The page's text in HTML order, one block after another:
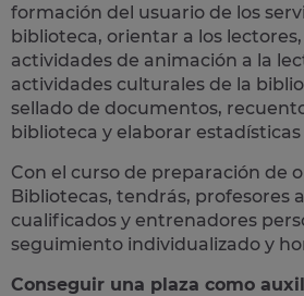
formación del usuario de los
biblioteca, orientar a los
actividades de animación a la
actividades culturales de la
sellado de documentos,
biblioteca y elaborar
Con el curso de preparación de
Bibliotecas, tendrás, profesores
cualificados y entrenadores
seguimiento individualizado y
Conseguir una plaza como